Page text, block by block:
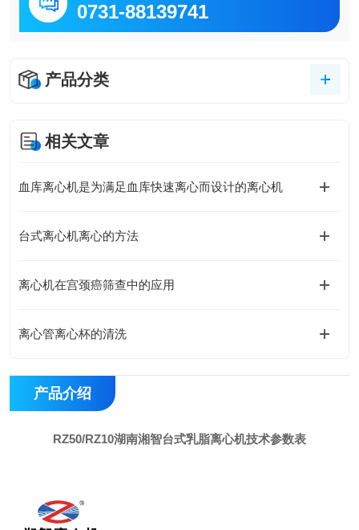
0731-88139741
产品分类
相关文章
血库离心机是为满足血库快速离心而设计的离心机
台式离心机离心的方法
离心机在宫颈癌筛查中的应用
离心管离心杯的清洗
产品介绍
RZ50/RZ10湖南湘智台式乳脂离心机技术参数表